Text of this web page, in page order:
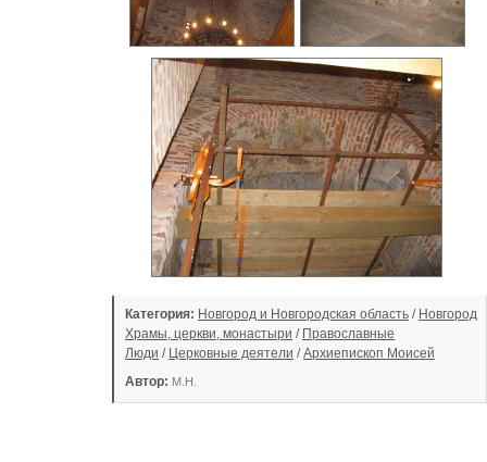
Категория: Новгород и Новгородская область / Новгород
Храмы, церкви, монастыри / Православные
Люди / Церковные деятели /Архиепископ Моисей
Автор: М.Н.